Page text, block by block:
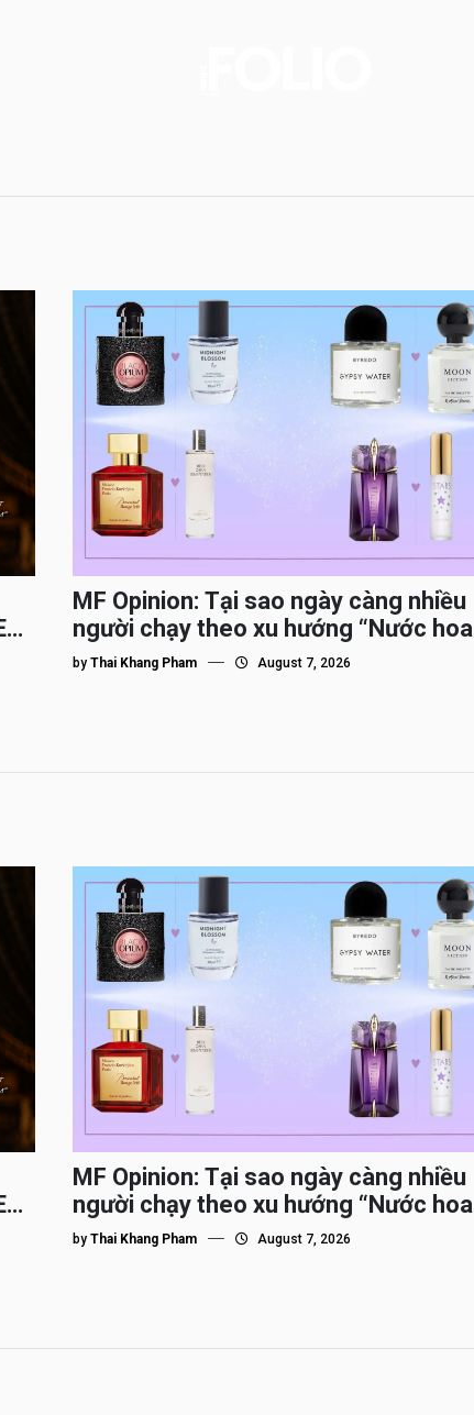
MF Opinion: Tại sao ngày càng nhiều
người chạy theo xu hướng “Nước hoa
Dupe”?
by Thai Khang Pham August 7, 2026
MF Opinion: Tại sao ngày càng nhiều
người chạy theo xu hướng “Nước hoa
Dupe”?
by Thai Khang Pham August 7, 2026